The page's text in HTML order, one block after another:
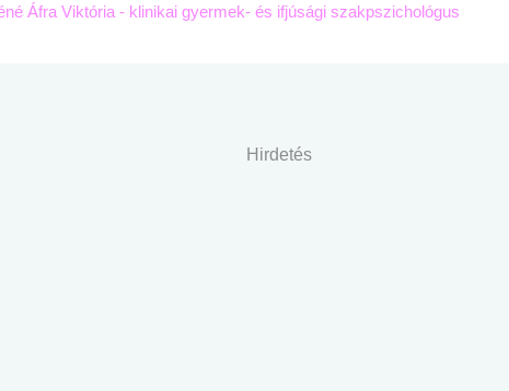
Áfra Viktória - klinikai gyermek- és ifjúsági szakpszichológus
Hirdetés